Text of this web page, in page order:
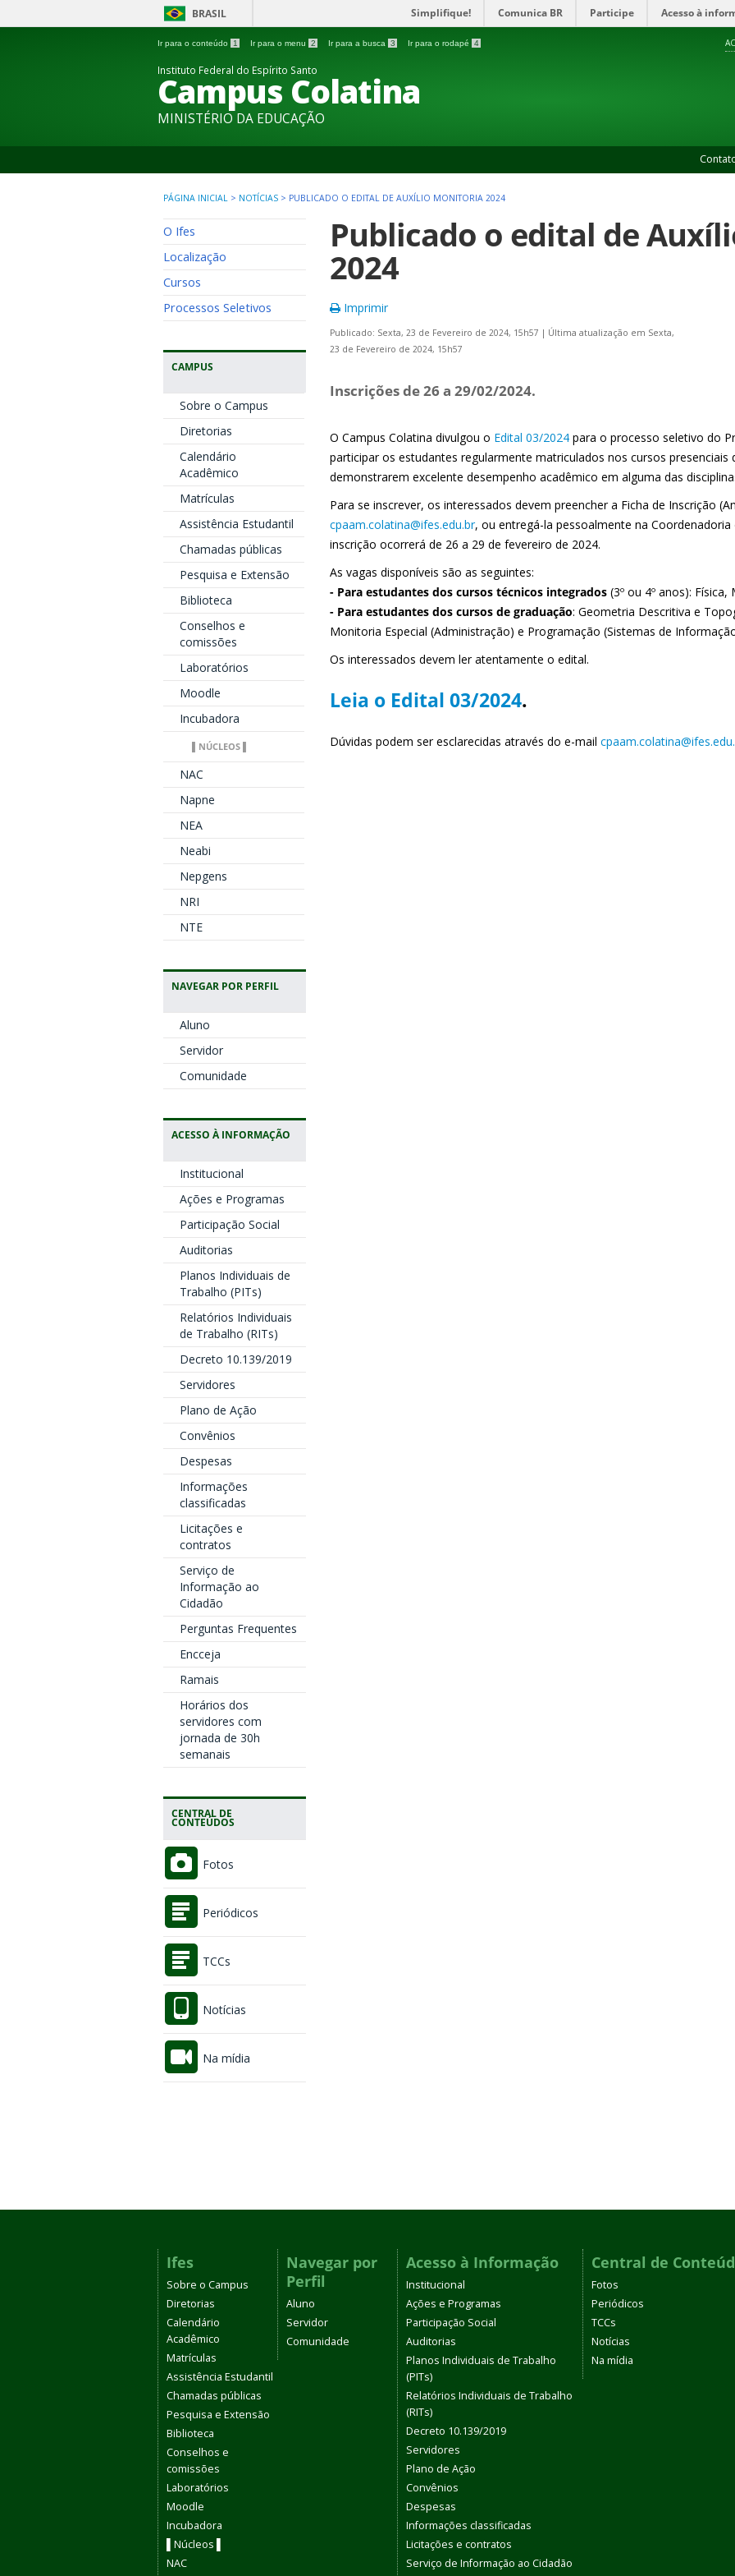
BRASIL Simplifique! Comunica BR Participe Acesso à
Ir para o conteúdo 1 Ir para o menu 2 Ir para a busca 3 Ir para o rodapé 4
Instituto Federal do Espírito Santo
Campus Colatina
MINISTÉRIO DA EDUCAÇÃO
PÁGINA INICIAL > NOTÍCIAS > PUBLICADO O EDITAL DE AUXÍLIO MONITORIA 2024
O Ifes
Localização
Cursos
Processos Seletivos
CAMPUS
Sobre o Campus
Diretorias
Calendário
Acadêmico
Matrículas
Assistência Estudantil
Chamadas públicas
Pesquisa e Extensão
Biblioteca
Conselhos e
comissões
Laboratórios
Moodle
Incubadora
▌NÚCLEOS ▌
NAC
Napne
NEA
Neabi
Nepgens
NRI
NTE
NAVEGAR POR PERFIL
Aluno
Servidor
Comunidade
ACESSO À INFORMAÇÃO
Institucional
Ações e Programas
Participação Social
Auditorias
Planos Individuais de
Trabalho (PITs)
Relatórios Individuais
de Trabalho (RITs)
Decreto 10.139/2019
Servidores
Plano de Ação
Convênios
Despesas
Informações
classificadas
Licitações e
contratos
Serviço de
Informação ao
Cidadão
Perguntas Frequentes
Encceja
Ramais
Horários dos
servidores com
jornada de 30h
semanais
CENTRAL DE
CONTEÚDOS
Fotos
Periódicos
TCCs
Notícias
Na mídia
Publicado o edital de
2024
Imprimir
Publicado: Sexta, 23 de Fevereiro de 2024, 15h57 | Última atualização em Sexta,
23 de Fevereiro de 2024, 15h57
Inscrições de 26 a 29/02/2024.
O Campus Colatina divulgou o Edital 03/2024 para o processo seletivo do
participar os estudantes regularmente matriculados nos cursos presenciais
demonstrarem excelente desempenho acadêmico em alguma das
Para se inscrever, os interessados devem preencher a Ficha de Inscrição
cpaam.colatina@ifes.edu.br, ou entregá-la pessoalmente na
inscrição ocorrerá de 26 a 29 de fevereiro de 2024.
As vagas disponíveis são as seguintes:
- Para estudantes dos cursos técnicos integrados (3º ou 4º anos):
- Para estudantes dos cursos de graduação: Geometria Descritiva e
Monitoria Especial (Administração) e Programação (Sistemas de
Os interessados devem ler atentamente o edital.
Leia o Edital 03/2024.
Dúvidas podem ser esclarecidas através do e-mail
Ifes
Sobre o Campus
Diretorias
Calendário
Acadêmico
Matrículas
Assistência Estudantil
Chamadas públicas
Pesquisa e Extensão
Biblioteca
Conselhos e
comissões
Laboratórios
Moodle
Incubadora
▌Núcleos ▌
NAC
Navegar por
Perfil
Aluno
Servidor
Comunidade
Acesso à Informação
Institucional
Ações e Programas
Participação Social
Auditorias
Planos Individuais de Trabalho
(PITs)
Relatórios Individuais de Trabalho
(RITs)
Decreto 10.139/2019
Servidores
Plano de Ação
Convênios
Despesas
Informações classificadas
Licitações e contratos
Serviço de Informação ao Cidadão
Central de
Fotos
Periódicos
TCCs
Notícias
Na mídia